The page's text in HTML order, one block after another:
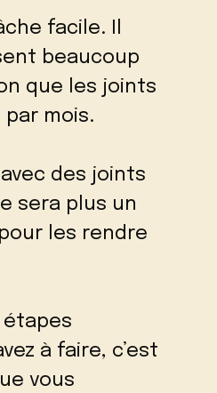
facile. Il
beaucoup
que les joints
mois.
des joints
sera plus un
les rendre
étapes
à faire, c’est
vous